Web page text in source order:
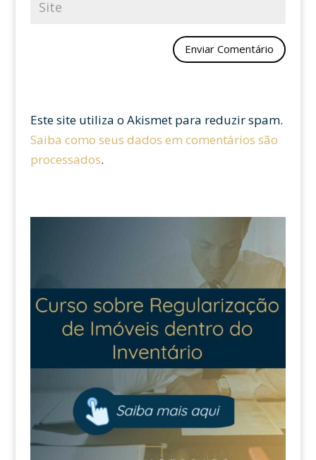
Este site utiliza o Akismet para reduzir spam.
Saiba como seus dados em comentários são
processados.